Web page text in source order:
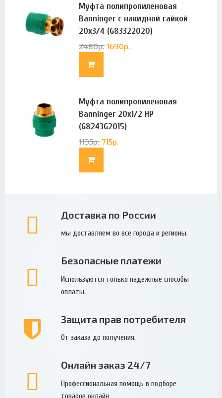
Муфта полипропиленовая
Banninger с накидной гайкой
20х3/4 (G83322020)
2480р. 1690р.
Муфта полипропиленовая
Banninger 20х1/2 НР
(G8243G2015)
1135р. 715р.
Доставка по России
мы доставляем во все города и регионы.
Безопасные платежи
Используются только надежные способы
оплаты.
Защита прав потребителя
От заказа до получения.
Онлайн заказ 24/7
Профессиональная помощь в подборе
товаров онлайн